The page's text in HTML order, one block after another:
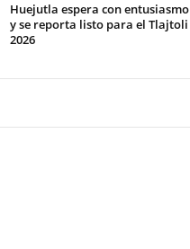
Huejutla espera con entusiasmo
y se reporta listo para el Tlajtoli
2026